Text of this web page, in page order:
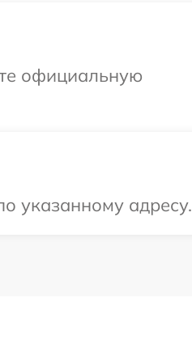
официальную
указанному адресу.